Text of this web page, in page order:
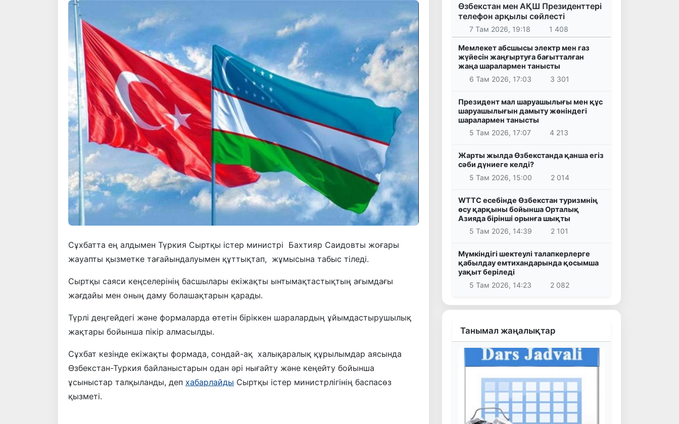
Сұхбатта ең алдымен Түркия Сыртқы істер министрі Бахтияр Саидовты жоғары
жауапты қызметке тағайындалуымен құттықтап, жұмысына табыс тіледі.
Сыртқы саяси кеңселерінің басшылары екіжақты ынтымақтастықтың ағымдағы
жағдайы мен оның даму болашақтарын қарады.
Түрлі деңгейдегі және формаларда өтетін біріккен шаралардың ұйымдастырушылық
жақтары бойынша пікір алмасылды.
Сұхбат кезінде екіжақты формада, сондай-ақ халықаралық құрылымдар аясында
Өзбекстан-Туркия байланыстарын одан әрі нығайту және кеңейту бойынша
ұсыныстар талқыланды, деп хабарлайды Сыртқы істер министрлігінің баспасөз
қызметі.
Өзбекстан мен АҚШ Президенттері
телефон арқылы сөйлесті
7 Там 2026, 19:18 1 408
Мемлекет абсшысы электр мен газ
жүйесін жаңғыртуға бағытталған
жаңа шаралармен танысты
6 Там 2026, 17:03
3 301
Президент мал шаруашылығы мен құс
шаруашылығын дамыту жөніндегі
шаралармен танысты
5 Там 2026, 17:07
4 213
Жарты жылда Өзбекстанда қанша егіз
сәби дүниеге келді?
5 Там 2026, 15:00
2 014
WTTC есебінде Өзбекстан туризмнің
өсу қарқыны бойынша Орталық
Азияда бірінші орынға шықты
5 Там 2026, 14:39
2 101
Мүмкіндігі шектеулі талапкерлерге
қабылдау емтихандарында қосымша
уақыт беріледі
5 Там 2026, 14:23
2 082
Танымал жаңалықтар